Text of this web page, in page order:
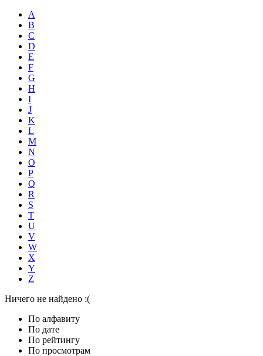
A
B
C
D
E
F
G
H
I
J
K
L
M
N
O
P
Q
R
S
T
U
V
W
X
Y
Z
Ничего не найдено :(
По алфавиту
По дате
По рейтингу
По просмотрам